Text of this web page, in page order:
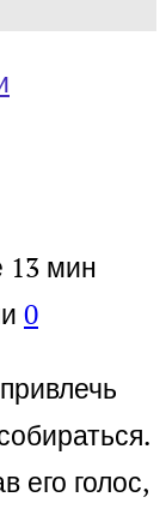
13 мин
0
его голос,